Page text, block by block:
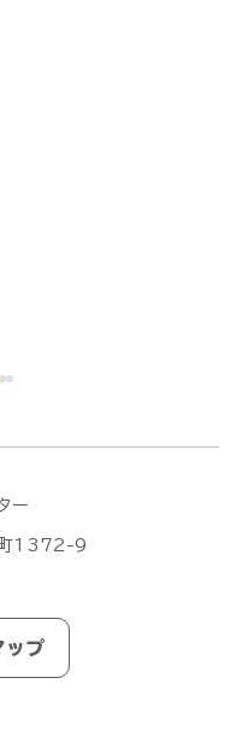
ズの新作「DJI
ー
町1372-9